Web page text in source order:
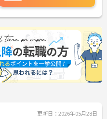
更新日：2026年05月28日